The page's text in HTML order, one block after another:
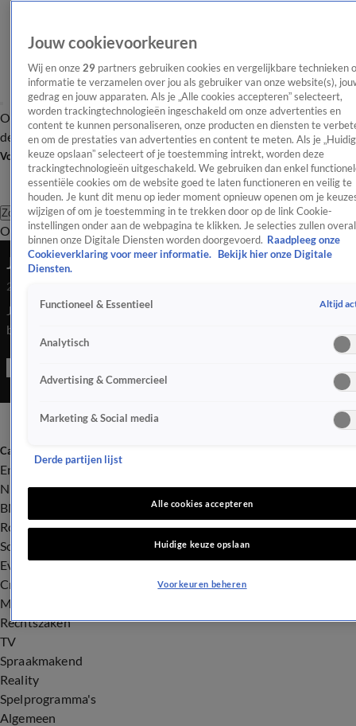
OverzichtAfleveringen Entertainment TV Algemeen
Tip
de redactieNieuwsbrief
Volg Shownieuws
Zoeken
OverzichtEntertainmentSpraakmakendRealityCrimeVideo's
Jennifer Lopez cancelt haar tour
2 juni 2024, 13:23
Jennifer Lopez heeft haar fans flink laten schrikken nu ze heeft
besloten haar tour vroegtijdig te cancelen.
Categorieën
Entertainment
Nieuws
BN'ers
Royalty
Songfestival
Evenementen
Crime
Misdaad
Rechtszaken
TV
Spraakmakend
Reality
Spelprogramma's
Algemeen
Jouw cookievoorkeuren
Wij en onze 29 partners gebruiken cookies en vergelijkbare technieken
informatie te verzamelen over jou als gebruiker van onze website(s),
gedrag en jouw apparaten. Als je „Alle cookies accepteren” selecteert,
worden trackingtechnologieën ingeschakeld om onze advertenties en
content te kunnen personaliseren, onze producten en diensten te
en om de prestaties van advertenties en content te meten. Als je
keuze opslaan” selecteert of je toestemming intrekt, worden deze
trackingtechnologieën uitgeschakeld. We gebruiken dan enkel
essentiële cookies om de website goed te laten functioneren en veilig te
houden. Je kunt dit menu op ieder moment opnieuw openen om je
wijzigen of om je toestemming in te trekken door op de link Cookie-
instellingen onder aan de webpagina te klikken. Je selecties zullen overal
binnen onze Digitale Diensten worden doorgevoerd. Raadpleeg onze
Cookieverklaring voor meer informatie.
Bekijk hier onze Digitale
Diensten.
Functioneel & Essentieel Altijd
Analytisch
Advertising & Commercieel
Marketing & Social media
Derde partijen lijst
Alle cookies accepteren
Huidige keuze opslaan
Voorkeuren beheren